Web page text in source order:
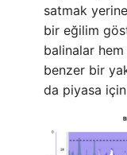
satmak
bir eğilim
balinalar hem
benzer bir
da piyasa